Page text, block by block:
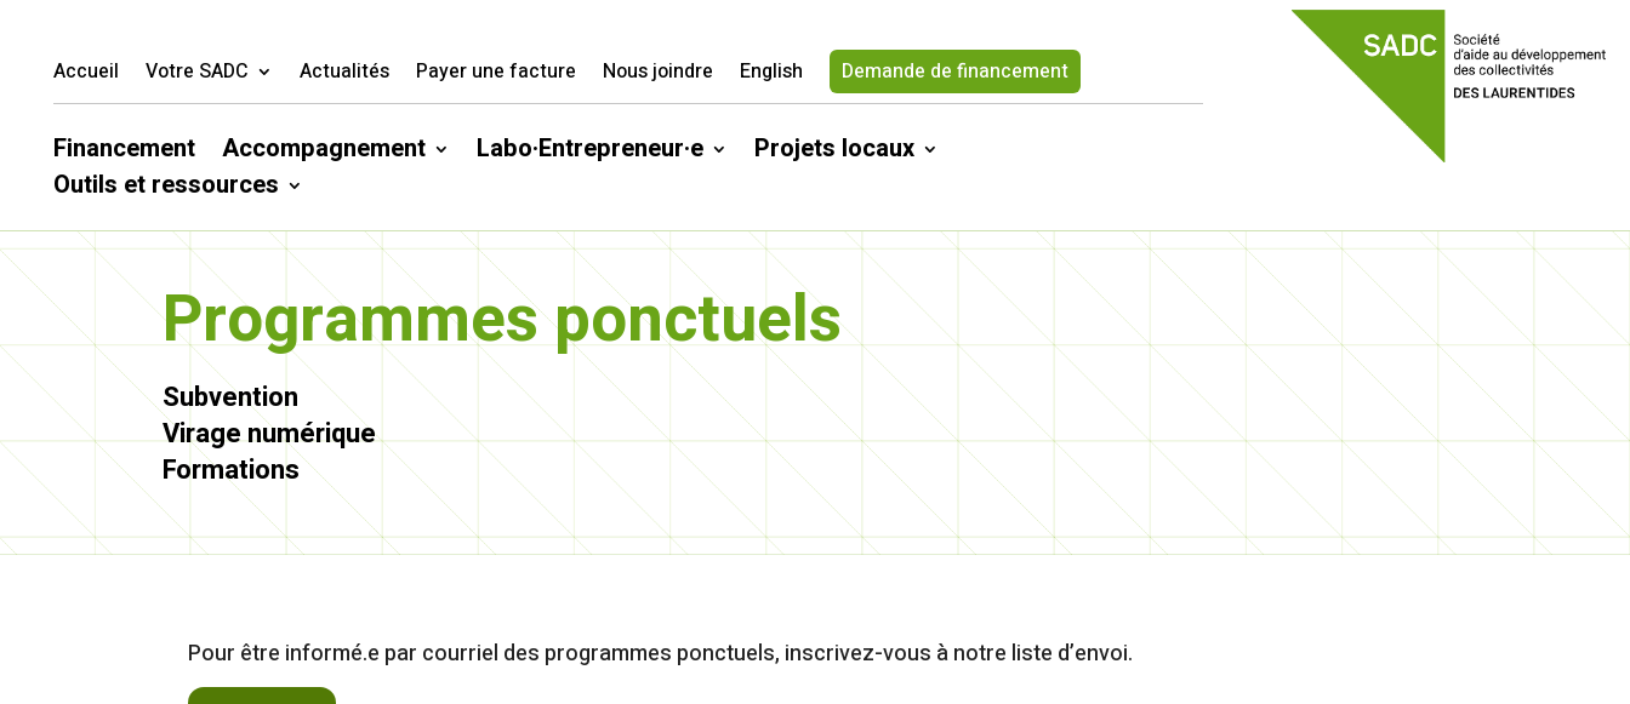
Accueil Votre SADC Actualités Payer une facture Nous joindre English Demande de financement
Financement Accompagnement Labo·Entrepreneur·e
Projets locaux
Outils et ressources
Programmes ponctuels
Subvention
Virage numérique
Formations
Pour être informé.e par courriel des programmes ponctuels, inscrivez-vous à notre liste d’envoi.